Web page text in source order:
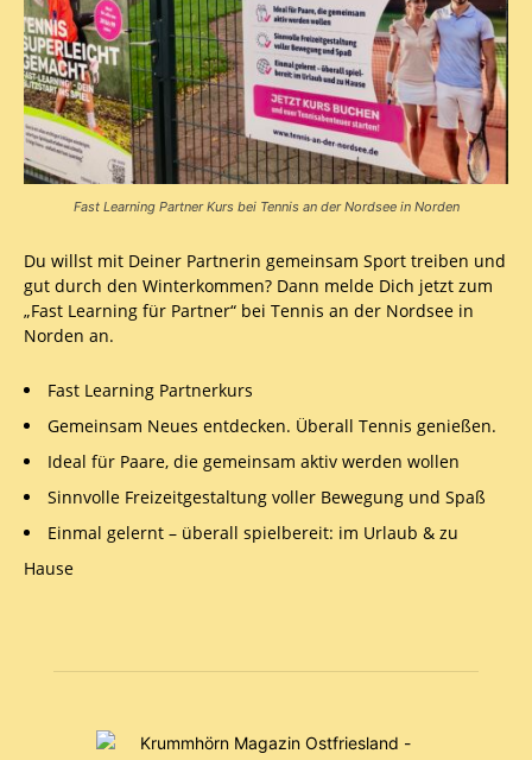
Fast Learning Partner Kurs bei Tennis an der Nordsee in Norden
Du willst mit Deiner Partnerin gemeinsam Sport treiben und
gut durch den Winterkommen? Dann melde Dich jetzt zum
„Fast Learning für Partner“ bei Tennis an der Nordsee in
Norden an.
Fast Learning Partnerkurs
Gemeinsam Neues entdecken. Überall Tennis genießen.
Ideal für Paare, die gemeinsam aktiv werden wollen
Sinnvolle Freizeitgestaltung voller Bewegung und Spaß
Einmal gelernt – überall spielbereit: im Urlaub & zu
Hause